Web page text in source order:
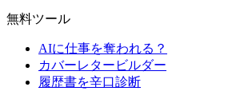
無料ツール
AIに仕事を奪われる？
カバーレタービルダー
履歴書を辛口診断